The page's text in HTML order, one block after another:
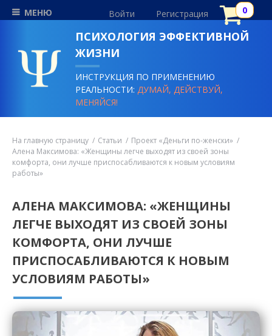
МЕНЮ Войти Регистрация
ПСИХОЛОГИЯ ЭФФЕКТИВНОЙ
ЖИЗНИ
ИНСТРУКЦИЯ ПО ПРИМЕНЕНИЮ
РЕАЛЬНОСТИ:ДУМАЙ, ДЕЙСТВУЙ,
МЕНЯЙСЯ!
На главную страницу Статьи
Проект «Деньги по-женски»
Алена Максимова: «Женщины легче выходят из своей зоны
комфорта, они лучше приспосабливаются к новым условиям
работы»
АЛЕНА МАКСИМОВА: «ЖЕНЩИНЫ
ЛЕГЧЕ ВЫХОДЯТ ИЗ СВОЕЙ ЗОНЫ
КОМФОРТА, ОНИ ЛУЧШЕ
ПРИСПОСАБЛИВАЮТСЯ К НОВЫМ
УСЛОВИЯМ РАБОТЫ»